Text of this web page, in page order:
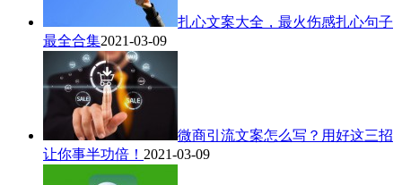
扎心文案大全，最火伤感扎心句子
最全合集2021-03-09
微商引流文案怎么写？用好这三招
让你事半功倍！ 2021-03-09